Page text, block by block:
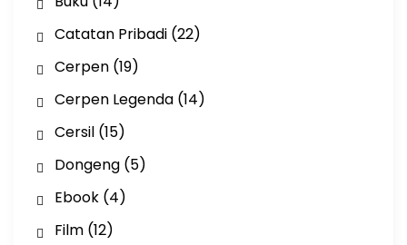
Catatan Pribadi(22)
Cerpen(19)
Cerpen Legenda(14)
Cersil(15)
Dongeng(5)
Ebook(4)
Film(12)